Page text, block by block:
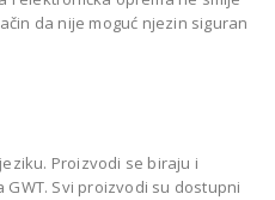
da nije moguć njezin siguran
Proizvodi se biraju i
Svi proizvodi su dostupni